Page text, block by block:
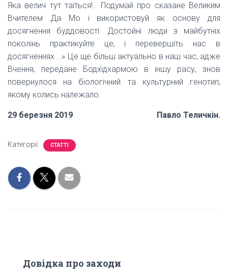
Яка велич тут таїться!.. Подумай про сказане Великим
Вчителем Да Мо і використовуй як основу для
досягнення буддовості. Достойні люди з майбутніх
поколінь практикуйте це, і перевершіть нас в
досягненнях …» Це ще більш актуально в наш час, адже
Вчення, передане Бодхідхармою в іншу расу, знов
повернулося на біологічний та культурний генотип,
якому колись належало.
29 березня 2019 Павло Теличкін.
Категорії: СТАТТІ
Довідка про заходи